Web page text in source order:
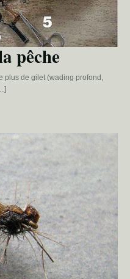
pêche
plus de gilet (wading profond,